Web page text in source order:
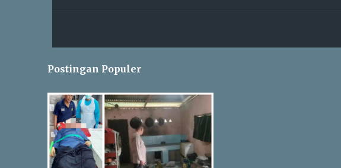
Postingan Populer